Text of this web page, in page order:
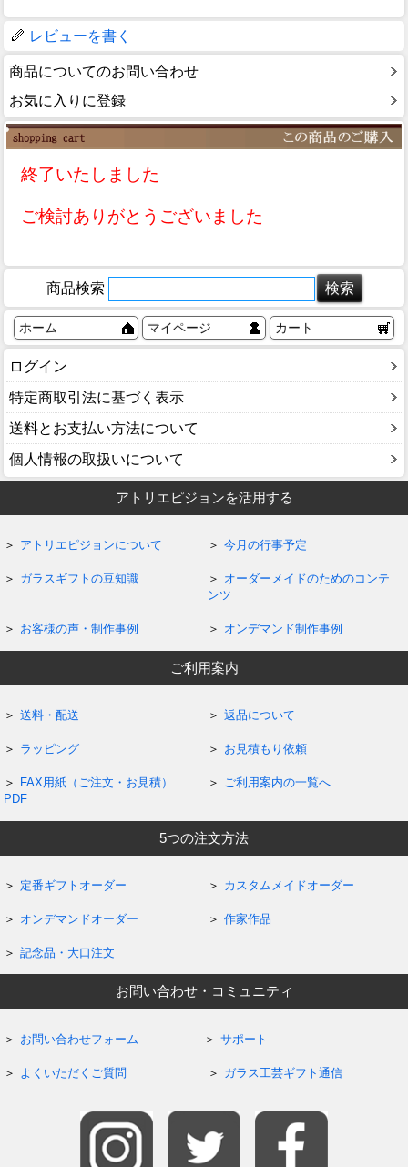
レビューを書く
商品についてのお問い合わせ
お気に入りに登録
終了いたしました
ご検討ありがとうございました
商品検索
ホーム マイページ カート
ログイン
特定商取引法に基づく表示
送料とお支払い方法について
個人情報の取扱いについて
アトリエピジョンを活用する
アトリエピジョンについて 今月の行事予定
ガラスギフトの豆知識
オーダーメイドのためのコンテ
ンツ
お客様の声・制作事例 オンデマンド制作事例
ご利用案内
送料・配送 返品について
ラッピング お見積もり依頼
FAX用紙（ご注文・お見積）
PDF
ご利用案内の一覧へ
5つの注文方法
定番ギフトオーダー カスタムメイドオーダー
オンデマンドオーダー 作家作品
記念品・大口注文
お問い合わせ・コミュニティ
お問い合わせフォーム サポート
よくいただくご質問 ガラス工芸ギフト通信